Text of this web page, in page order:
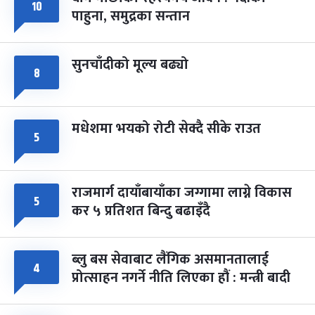
८ फागुपूर्णिमा
चैत्र ८, २०८३-Mar 22, 2027
७ महिना बाँकी
१० पाहुना, समुद्रका सन्तान
८ सुनचाँदीको मूल्य बढ्यो
५ मधेशमा भयको रोटी सेक्दै सीके राउत
५ राजमार्ग दायाँबायाँका जग्गामा लाग्ने विकास
कर ५ प्रतिशत बिन्दु बढाइँदै
४ ब्लु बस सेवाबाट लैंगिक असमानतालाई
प्रोत्साहन नगर्ने नीति लिएका हौं : मन्त्री बादी